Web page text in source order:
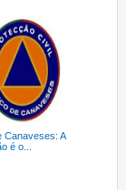
Canaveses: A
é o...